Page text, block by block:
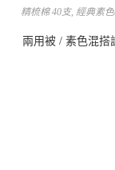
精梳棉 40支, 經典素
兩用被 / 素色混搭